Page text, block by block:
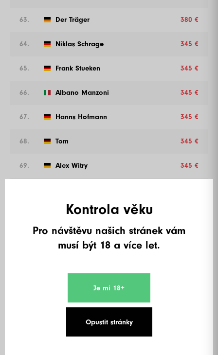
63. Der Träger 380 €
64. Niklas Schrage 345 €
65. Frank Stueken 345 €
66. Albano Manzoni 345 €
67. Hanns Hofmann 345 €
68. Tom 345 €
69. Alex Witry 345 €
Stupz
Lucca Bauer
Kontrola věku
Pro návštěvu našich stránek vám
musí být 18 a více let.
Je mi 18+
Opustit stránky